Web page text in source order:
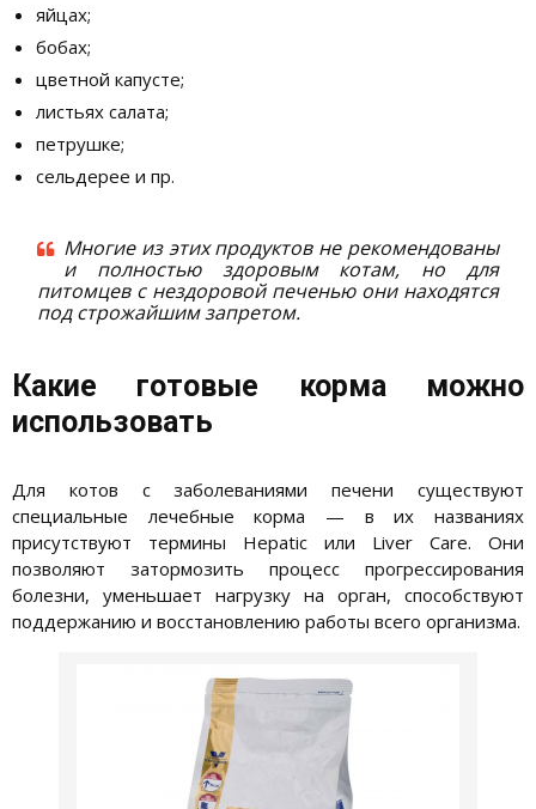
яйцах;
бобах;
цветной капусте;
листьях салата;
петрушке;
сельдерее и пр.
Многие из этих продуктов не рекомендованы
и полностью здоровым котам, но для
питомцев с нездоровой печенью они находятся
под строжайшим запретом.
Какие готовые корма можно
использовать
Для котов с заболеваниями печени существуют
специальные лечебные корма — в их названиях
присутствуют термины Hepatic или Liver Care. Они
позволяют затормозить процесс прогрессирования
болезни, уменьшает нагрузку на орган, способствуют
поддержанию и восстановлению работы всего организма.